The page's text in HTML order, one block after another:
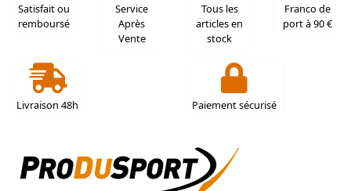
Satisfait ou
remboursé
Service
Après
Vente
Tous les
articles en
stock
Franco de
port à 90 €
Livraison 48h Paiement sécurisé